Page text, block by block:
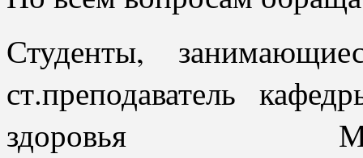
Студенты,
ст.преподаватель
здоровья